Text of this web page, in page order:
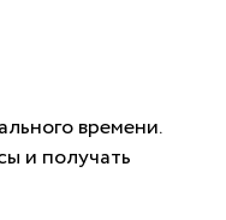
времени.
и получать